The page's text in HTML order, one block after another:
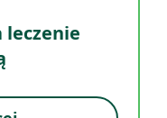
leczenie